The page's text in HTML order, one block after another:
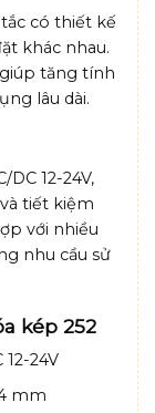
có thiết kế
khác nhau.
tăng tính
lâu dài.
12-24V,
tiết kiệm
với nhiều
nhu cầu sử
kép 252
12-24V
mm